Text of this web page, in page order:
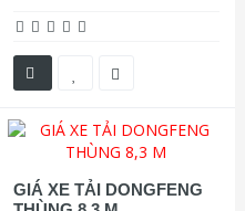
GIÁ XE TẢI DONGFENG